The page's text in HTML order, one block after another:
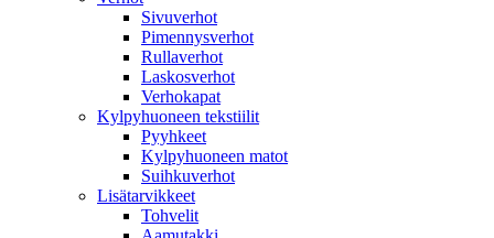
Sivuverhot
Pimennysverhot
Rullaverhot
Laskosverhot
Verhokapat
Kylpyhuoneen tekstiilit
Pyyhkeet
Kylpyhuoneen matot
Suihkuverhot
Lisätarvikkeet
Tohvelit